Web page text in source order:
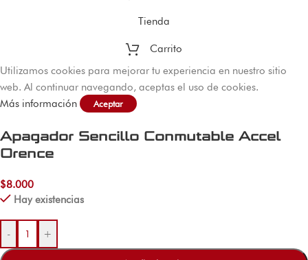
Tienda
Carrito
Utilizamos cookies para mejorar tu experiencia en nuestro sitio
web. Al continuar navegando, aceptas el uso de cookies.
Más información
Aceptar
Apagador Sencillo Conmutable Accel
Orence
$8.000
Hay existencias
- +